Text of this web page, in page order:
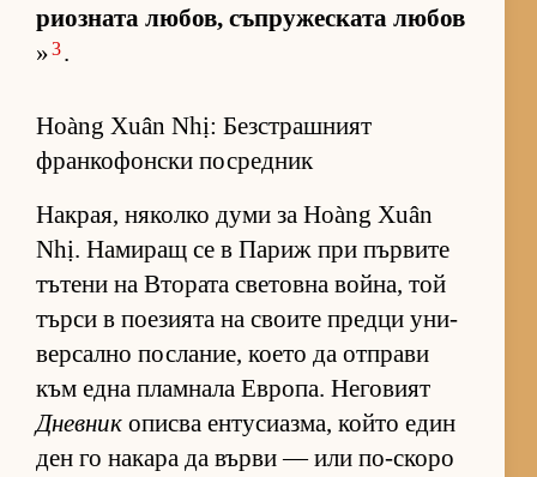
ри­оз­ната лю­бов, съп­ру­жес­ката лю­бов
»3.
Hoàng Xuân Nhị: Безстрашният
франкофонски посредник
Нак­рая, ня­колко думи за Hoàng Xuân
Nhị. На­ми­ращ се в Па­риж при пър­вите
тъ­тени на Вто­рата све­товна вой­на, той
търси в по­е­зи­ята на сво­ите предци уни­
вер­сално пос­ла­ние, ко­ето да от­п­рави
към една плам­нала Ев­ро­па. Не­го­вият
Дневник описва ен­ту­си­аз­ма, който един
ден го на­кара да върви — или по-скоро